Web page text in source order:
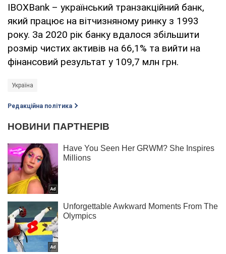
IBOXBank – український транзакційний банк,
який працює на вітчизняному ринку з 1993
року. За 2020 рік банку вдалося збільшити
розмір чистих активів на 66,1% та вийти на
фінансовий результат у 109,7 млн грн.
Україна
Редакційна політика